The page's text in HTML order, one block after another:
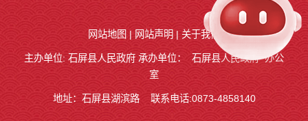
网站地图 | 网站声明 | 关于我们
主办单位: 石屏县人民政府 承办单位： 石屏县人民政府 办公
室
地址：石屏县湖滨路 联系电话:0873-4858140